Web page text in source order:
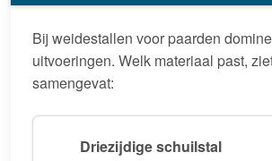
Bij weidestallen voor paarden
uitvoeringen. Welk materiaal past,
samengevat:
Driezijdige schuilstal